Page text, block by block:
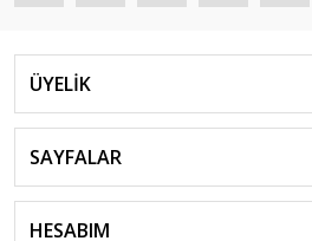
ÜYELİK
SAYFALAR
HESABIM